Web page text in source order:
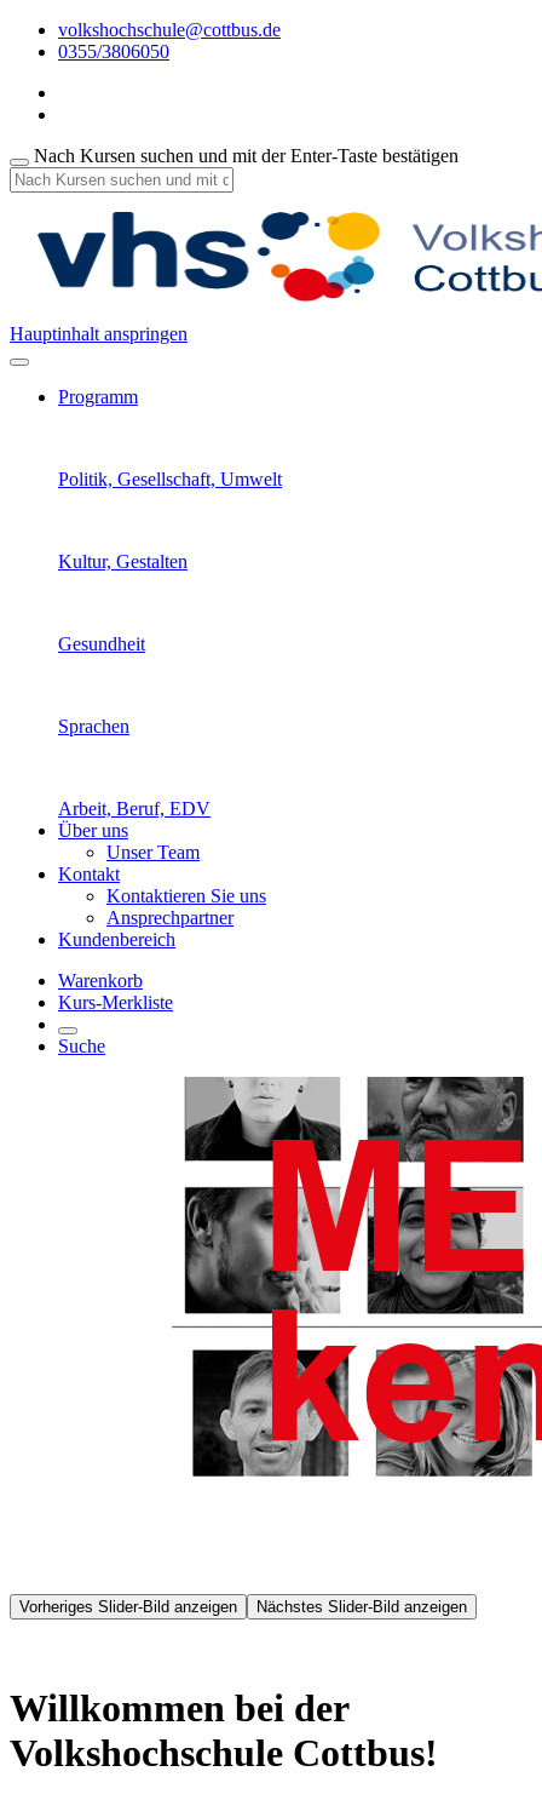
volkshochschule@cottbus.de
0355/3806050
Nach Kursen suchen und mit der Enter-Taste bestätigen
Hauptinhalt anspringen
Programm
Politik, Gesellschaft, Umwelt
Kultur, Gestalten
Gesundheit
Sprachen
Arbeit, Beruf, EDV
Über uns
Unser Team
Kontakt
Kontaktieren Sie uns
Ansprechpartner
Kundenbereich
Warenkorb
Kurs-Merkliste
Suche
Vorheriges Slider-Bild anzeigen Nächstes Slider-Bild anzeigen
Willkommen bei der
Volkshochschule Cottbus!